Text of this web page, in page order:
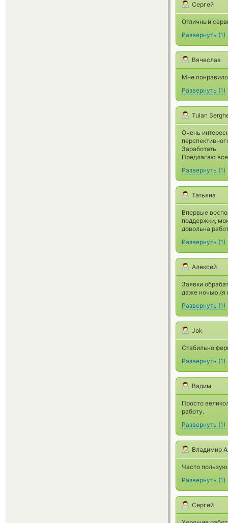
Сергей
Отличный
Развернуть (1)
Вячеслав
Мне
Развернуть (1)
Tulan
Очень
Заработать.
Предлагаю
Развернуть (1)
Татьяна
Впервые
поддержки,
довольна
Развернуть (1)
Алексей
Заявки
даже ночью,(я
Развернуть (1)
Jok
Стабильно
Развернуть (1)
Вадим
Просто
работу.
Развернуть (1)
Владимир
Часто
Развернуть (1)
Сергей